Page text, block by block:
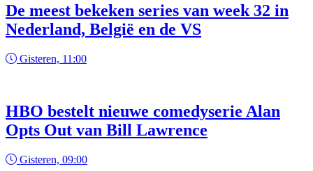
De meest bekeken series van week 32 in
Nederland, België en de VS
Gisteren, 11:00
HBO bestelt nieuwe comedyserie Alan
Opts Out van Bill Lawrence
Gisteren, 09:00